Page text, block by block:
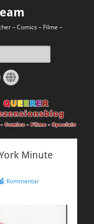
– Comics – Filme –
Website
Minute
Kommentar